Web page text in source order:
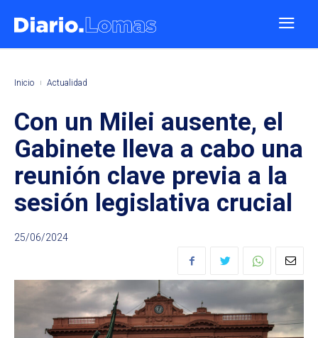
Inicio Actualidad
Con un Milei ausente, el
Gabinete lleva a cabo una
reunión clave previa a la
sesión legislativa crucial
25/06/2024